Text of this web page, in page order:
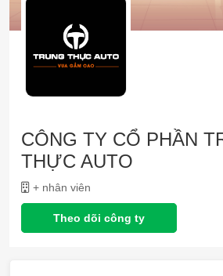
CÔNG TY CỔ PHẦN
THỰC AUTO
+ nhân viên
Theo dõi công ty